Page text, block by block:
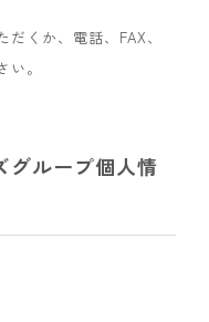
くか、電話、FAX、
。
グループ個人情